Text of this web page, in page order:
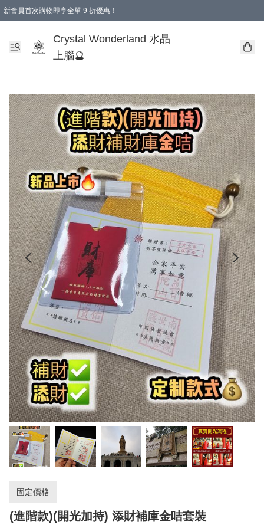
新會員首次購物即享全單 9 折優惠！
Crystal Wonderland 水晶
上腦🔮
固定價格
(進階款)(開光加持) 添財補庫金咭套裝